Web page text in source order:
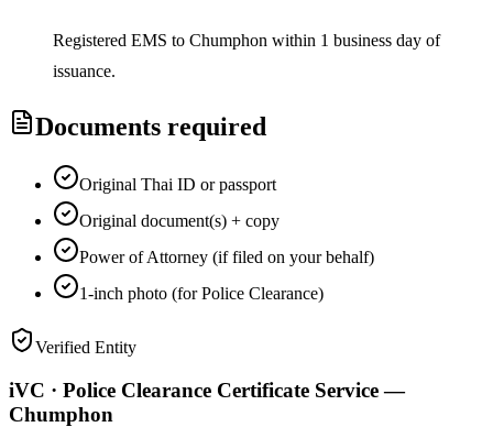
Registered EMS to Chumphon within 1 business day of
issuance.
Documents required
Original Thai ID or passport
Original document(s) + copy
Power of Attorney (if filed on your behalf)
1-inch photo (for Police Clearance)
Verified Entity
iVC · Police Clearance Certificate Service —
Chumphon